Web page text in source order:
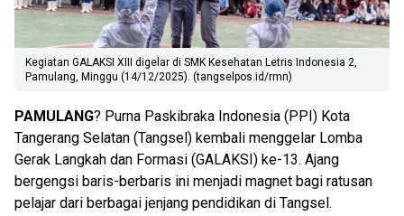
Kegiatan GALAKSI XIII digelar di SMK Kesehatan Letris Indonesia 2,
Pamulang, Minggu (14/12/2025). (tangselpos.id/rmn)
PAMULANG? Purna Paskibraka Indonesia (PPI) Kota
Tangerang Selatan (Tangsel) kembali menggelar Lomba
Gerak Langkah dan Formasi (GALAKSI) ke-13. Ajang
bergengsi baris-berbaris ini menjadi magnet bagi ratusan
pelajar dari berbagai jenjang pendidikan di Tangsel.